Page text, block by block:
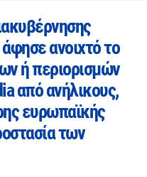
ανοιχτό το
ή περιορισμών
από ανήλικους,
ευρωπαϊκής
των